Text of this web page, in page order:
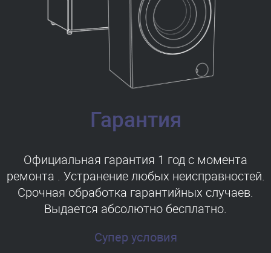
Гарантия
Официальная гарантия 1 год с момента
ремонта . Устранение любых неисправностей.
Срочная обработка гарантийных случаев.
Выдается абсолютно бесплатно.
Супер условия